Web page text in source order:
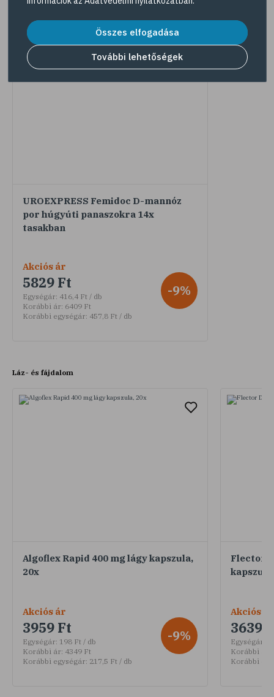
UROEXPRESS Femidoc D-mannóz
por húgyúti panaszokra 14x
tasakban
Akciós ár
5829 Ft
Egységár: 416,4 Ft / db
Korábbi ár: 6409 Ft
Korábbi egységár: 457,8 Ft / db
-9%
Láz- és fájdalom
Algoflex Rapid 400 mg lágy kapszula,
20x
Akciós ár
3959 Ft
Egységár: 198 Ft / db
Korábbi ár: 4349 Ft
Korábbi egységár: 217,5 Ft / db
-9%
Flector
kapszula
Akciós ár
3639
Egységár:
Korábbi ár:
Korábbi
Összes elfogadása
További lehetőségek